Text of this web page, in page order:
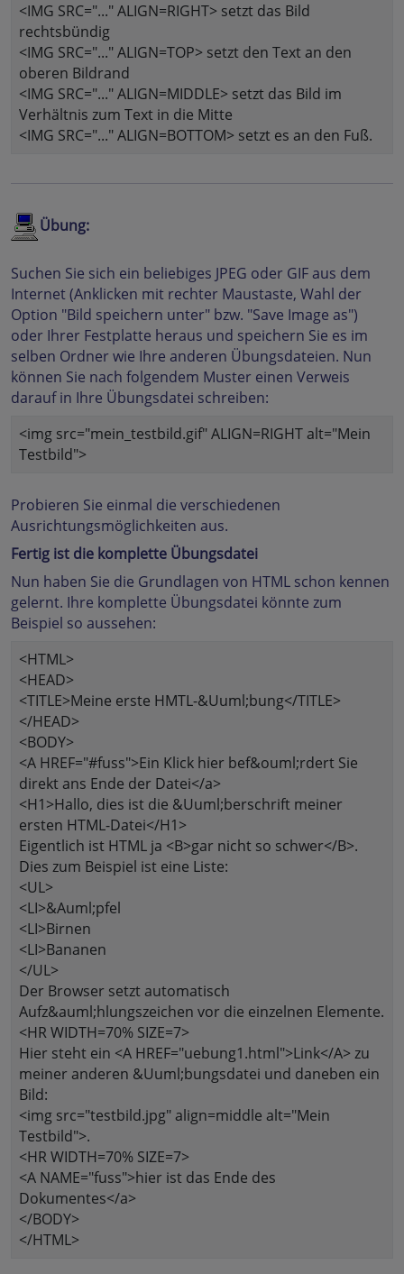
<IMG SRC="..." ALIGN=RIGHT> setzt das Bild
rechtsbündig
<IMG SRC="..." ALIGN=TOP> setzt den Text an den
oberen Bildrand
<IMG SRC="..." ALIGN=MIDDLE> setzt das Bild im
Verhältnis zum Text in die Mitte
<IMG SRC="..." ALIGN=BOTTOM> setzt es an den Fuß.
Übung:
Suchen Sie sich ein beliebiges JPEG oder GIF aus dem
Internet (Anklicken mit rechter Maustaste, Wahl der
Option "Bild speichern unter" bzw. "Save Image as")
oder Ihrer Festplatte heraus und speichern Sie es im
selben Ordner wie Ihre anderen Übungsdateien. Nun
können Sie nach folgendem Muster einen Verweis
darauf in Ihre Übungsdatei schreiben:
<img src="mein_testbild.gif" ALIGN=RIGHT alt="Mein
Testbild">
Probieren Sie einmal die verschiedenen
Ausrichtungsmöglichkeiten aus.
Fertig ist die komplette Übungsdatei
Nun haben Sie die Grundlagen von HTML schon kennen
gelernt. Ihre komplette Übungsdatei könnte zum
Beispiel so aussehen:
<HTML>
<HEAD>
<TITLE>Meine erste HMTL-&Uuml;bung</TITLE>
</HEAD>
<BODY>
<A HREF="#fuss">Ein Klick hier bef&ouml;rdert Sie
direkt ans Ende der Datei</a>
<H1>Hallo, dies ist die &Uuml;berschrift meiner
ersten HTML-Datei</H1>
Eigentlich ist HTML ja <B>gar nicht so schwer</B>.
Dies zum Beispiel ist eine Liste:
<UL>
<LI>&Auml;pfel
<LI>Birnen
<LI>Bananen
</UL>
Der Browser setzt automatisch
Aufz&auml;hlungszeichen vor die einzelnen Elemente.
<HR WIDTH=70% SIZE=7>
Hier steht ein <A HREF="uebung1.html">Link</A> zu
meiner anderen &Uuml;bungsdatei und daneben ein
Bild:
<img src="testbild.jpg" align=middle alt="Mein
Testbild">.
<HR WIDTH=70% SIZE=7>
<A NAME="fuss">hier ist das Ende des
Dokumentes</a>
</BODY>
</HTML>